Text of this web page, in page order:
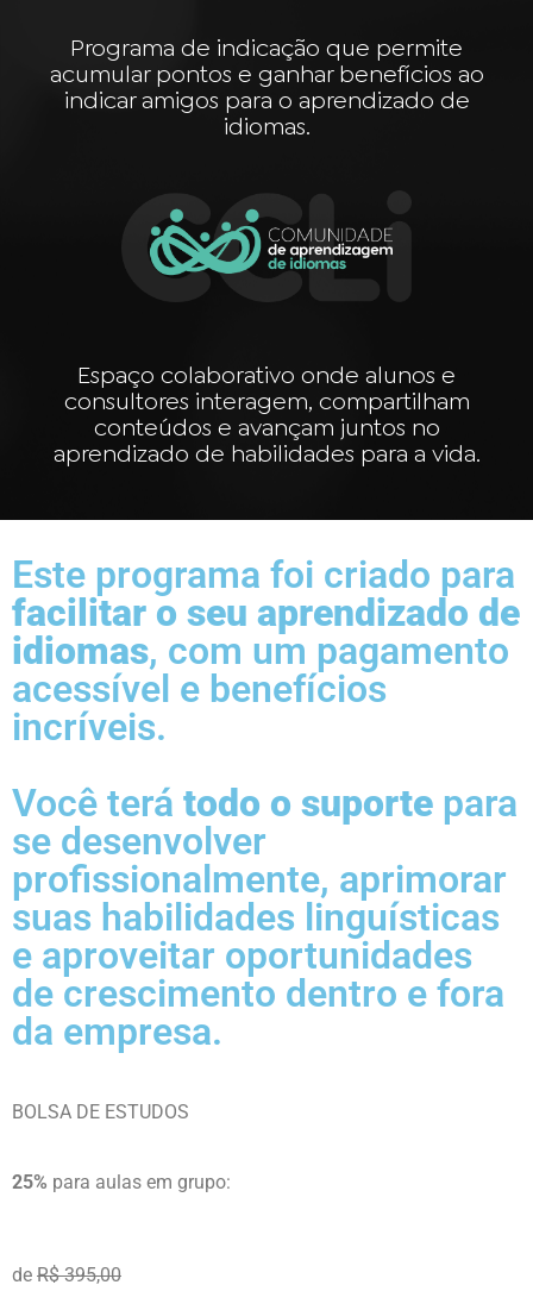
Programa de indicação que permite
acumular pontos e ganhar benefícios ao
indicar amigos para o aprendizado de
idiomas.
Espaço colaborativo onde alunos e
consultores interagem, compartilham
conteúdos e avançam juntos no
aprendizado de habilidades para a vida.
Este programa foi criado para
facilitar o seu aprendizado de
idiomas, com um pagamento
acessível e benefícios
incríveis.
Você terá todo o suporte para
se desenvolver
profissionalmente, aprimorar
suas habilidades linguísticas
e aproveitar oportunidades
de crescimento dentro e fora
da empresa.
BOLSA DE ESTUDOS
25% para aulas em grupo:
de R$ 395,00